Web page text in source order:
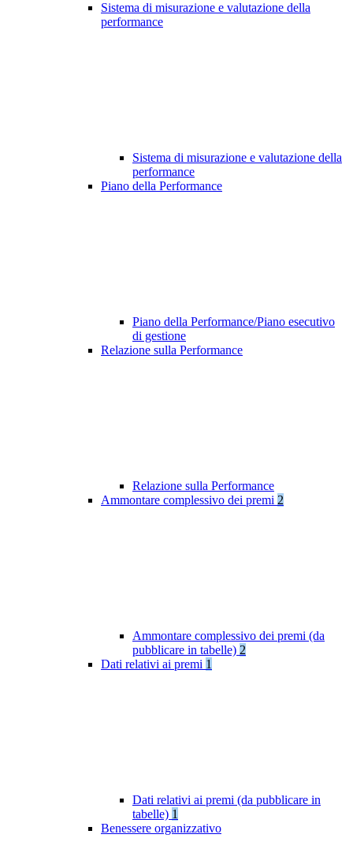
Sistema di misurazione e valutazione della
performance
Sistema di misurazione e valutazione della
performance
Piano della Performance
Piano della Performance/Piano esecutivo
di gestione
Relazione sulla Performance
Relazione sulla Performance
Ammontare complessivo dei premi 2
Ammontare complessivo dei premi (da
pubblicare in tabelle) 2
Dati relativi ai premi 1
Dati relativi ai premi (da pubblicare in
tabelle) 1
Benessere organizzativo